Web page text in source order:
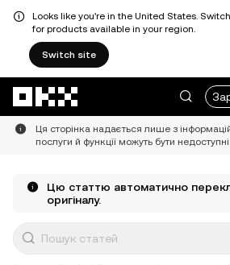
Looks like you're in the United States.
for products available in your region.
Switch site
Ця сторінка надається лише з
послуги й функції можуть бути
Цю статтю автоматично
оригіналу.